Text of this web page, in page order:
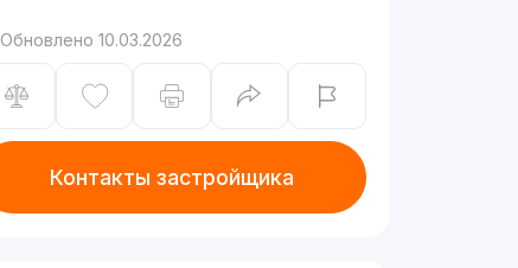
Обновлено 10.03.2026
Контакты застройщика